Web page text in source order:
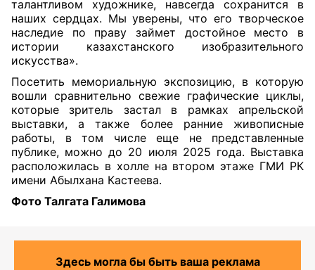
талантливом художнике, навсегда сохранится в
наших сердцах. Мы уверены, что его творческое
наследие по праву займет достойное место в
истории казахстанского изобразительного
искусства».
Посетить мемориальную экспозицию, в которую
вошли сравнительно свежие графические циклы,
которые зритель застал в рамках апрельской
выставки, а также более ранние живописные
работы, в том числе еще не представленные
публике, можно до 20 июля 2025 года. Выставка
расположилась в холле на втором этаже ГМИ РК
имени Абылхана Кастеева.
Фото Талгата Галимова
Здесь могла бы быть ваша реклама